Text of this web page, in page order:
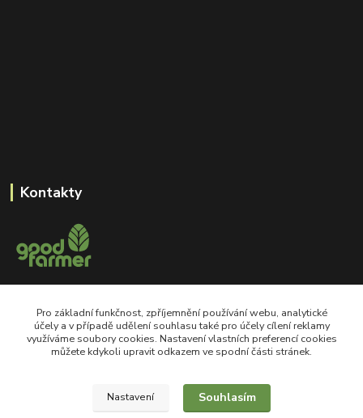
Kontakty
+420 605 550 660
Po-Pá, 8-18 hod
shop@goodfarmer.cz
Pro základní funkčnost, zpříjemnění používání webu, analytické
účely a v případě udělení souhlasu také pro účely cílení reklamy
využíváme soubory cookies. Nastavení vlastních preferencí cookies
můžete kdykoli upravit odkazem ve spodní části stránek.
Nastavení Souhlasím